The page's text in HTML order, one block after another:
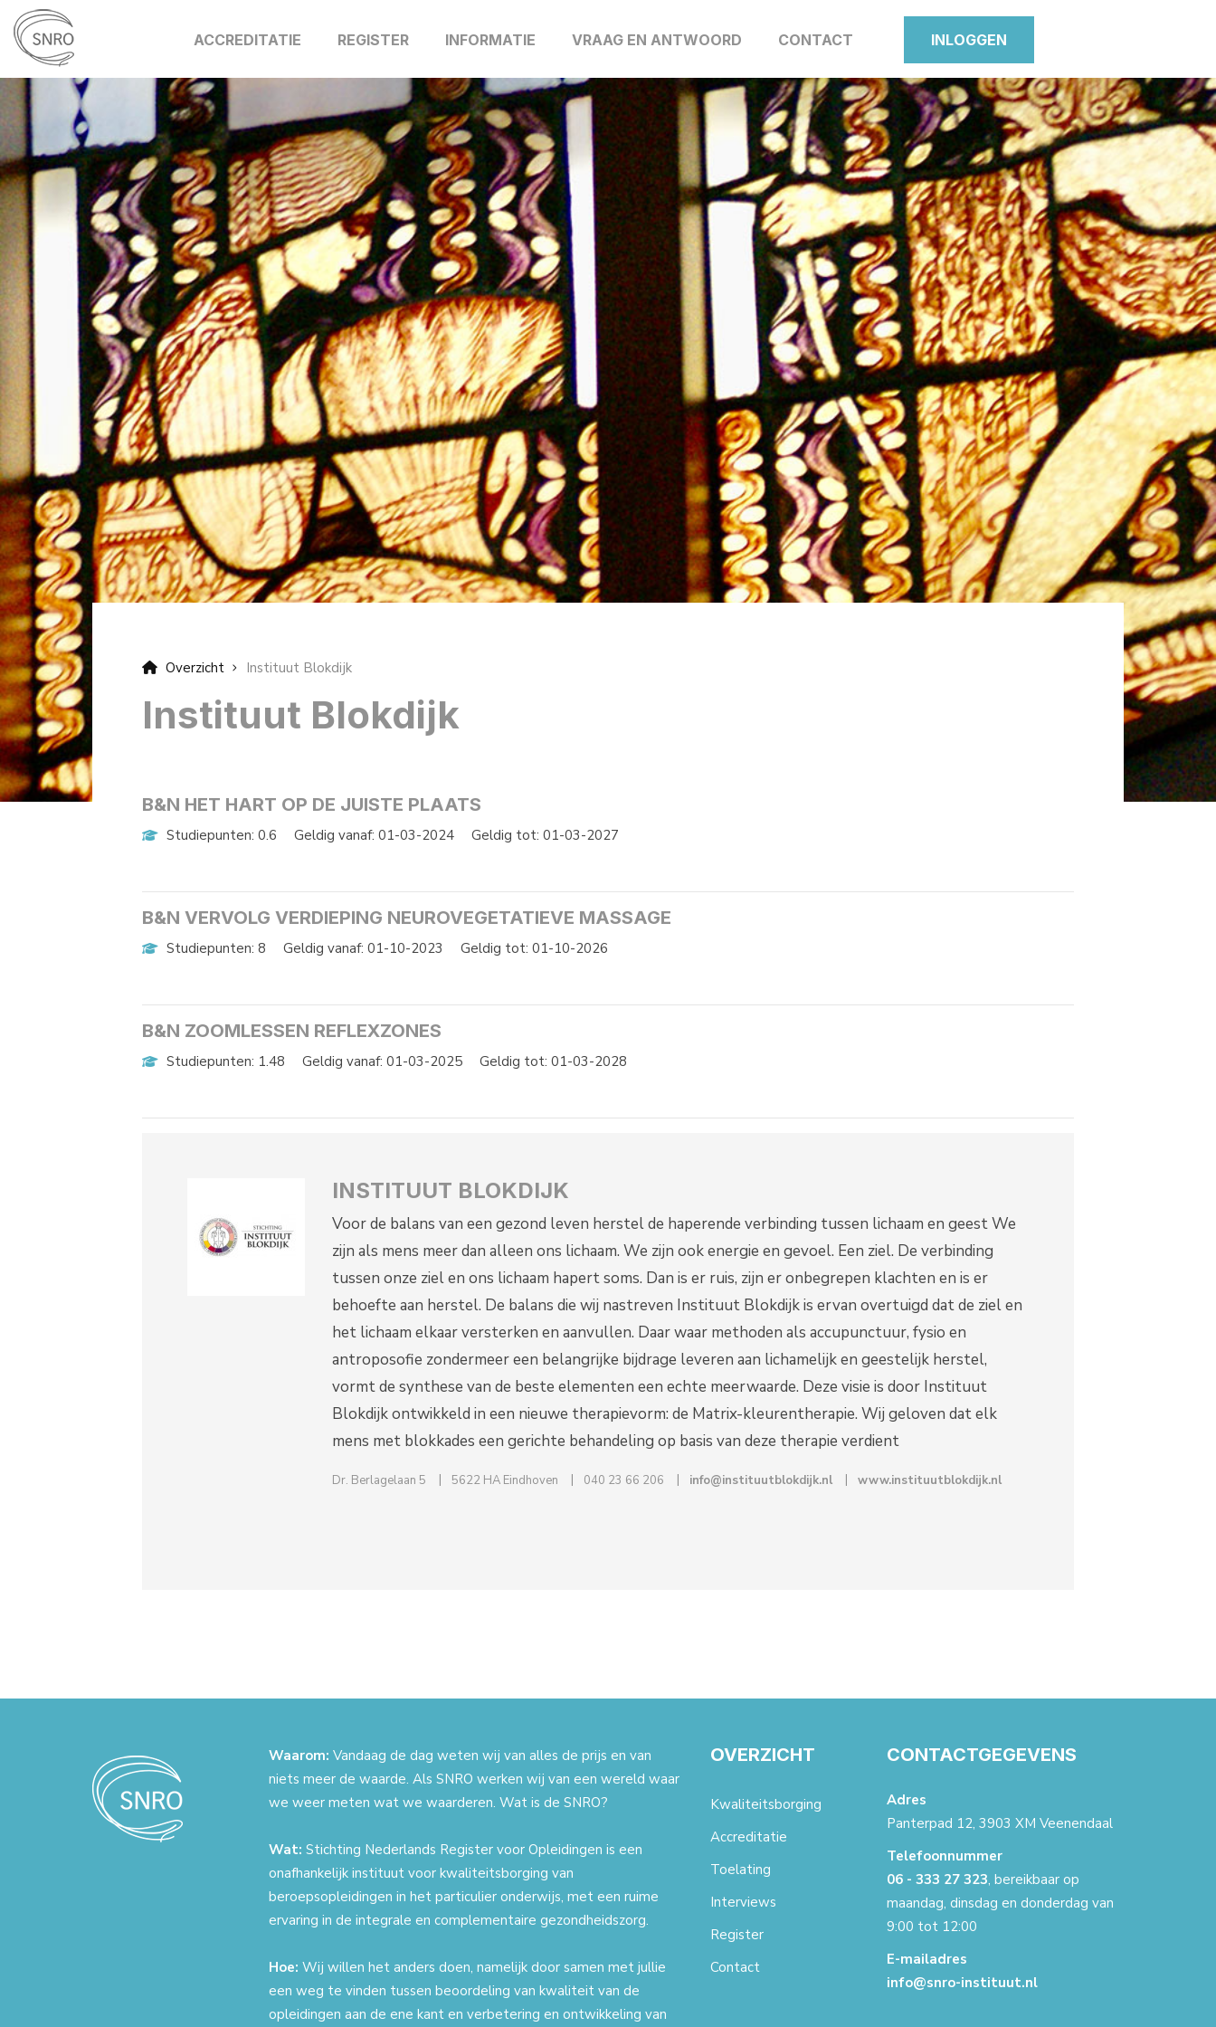
ACCREDITATIE REGISTER INFORMATIE VRAAG EN ANTWOORD CONTACT INLOGGEN
Overzicht Instituut Blokdijk
Instituut Blokdijk
B&N HET HART OP DE JUISTE PLAATS
Studiepunten: 0.6 Geldig vanaf: 01-03-2024 Geldig tot: 01-03-2027
B&N VERVOLG VERDIEPING NEUROVEGETATIEVE MASSAGE
Studiepunten: 8 Geldig vanaf: 01-10-2023 Geldig tot: 01-10-2026
B&N ZOOMLESSEN REFLEXZONES
Studiepunten: 1.48 Geldig vanaf: 01-03-2025 Geldig tot: 01-03-2028
INSTITUUT BLOKDIJK
Voor de balans van een gezond leven herstel de haperende verbinding tussen lichaam en geest We
zijn als mens meer dan alleen ons lichaam. We zijn ook energie en gevoel. Een ziel. De verbinding
tussen onze ziel en ons lichaam hapert soms. Dan is er ruis, zijn er onbegrepen klachten en is er
behoefte aan herstel. De balans die wij nastreven Instituut Blokdijk is ervan overtuigd dat de ziel en
het lichaam elkaar versterken en aanvullen. Daar waar methoden als accupunctuur, fysio en
antroposofie zondermeer een belangrijke bijdrage leveren aan lichamelijk en geestelijk herstel,
vormt de synthese van de beste elementen een echte meerwaarde. Deze visie is door Instituut
Blokdijk ontwikkeld in een nieuwe therapievorm: de Matrix-kleurentherapie. Wij geloven dat elk
mens met blokkades een gerichte behandeling op basis van deze therapie verdient
Dr. Berlagelaan 5 5622 HA Eindhoven 040 23 66 206 info@instituutblokdijk.nl www.instituutblokdijk.nl
Waarom: Vandaag de dag weten wij van alles de prijs en van
niets meer de waarde. Als SNRO werken wij van een wereld waar
we weer meten wat we waarderen. Wat is de SNRO?
Wat: Stichting Nederlands Register voor Opleidingen is een
onafhankelijk instituut voor kwaliteitsborging van
beroepsopleidingen in het particulier onderwijs, met een ruime
ervaring in de integrale en complementaire gezondheidszorg.
Hoe: Wij willen het anders doen, namelijk door samen met jullie
een weg te vinden tussen beoordeling van kwaliteit van de
opleidingen aan de ene kant en verbetering en ontwikkeling van
OVERZICHT
Kwaliteitsborging
Accreditatie
Toelating
Interviews
Register
Contact
CONTACTGEGEVENS
Adres
Panterpad 12, 3903 XM Veenendaal
Telefoonnummer
06 - 333 27 323, bereikbaar op
maandag, dinsdag en donderdag van
9:00 tot 12:00
E-mailadres
info@snro-instituut.nl